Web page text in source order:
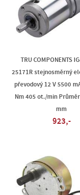
TRU COMPONENTS
25171R stejnosměrný
převodový 12 V 5500
Nm 405 ot./min
mm
923,-